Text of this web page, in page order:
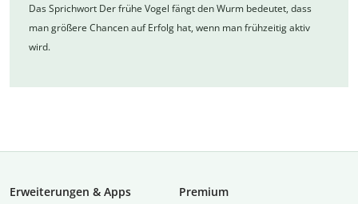
Das Sprichwort Der frühe Vogel fängt den Wurm bedeutet, dass
man größere Chancen auf Erfolg hat, wenn man frühzeitig aktiv
wird.
Erweiterungen & Apps
Premium